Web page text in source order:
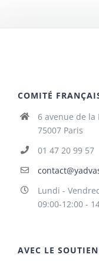
COMITÉ
6 avenue de
75007 Paris
01 47 20 99 57
Lundi -
09:00-12:00 -
AVEC LE